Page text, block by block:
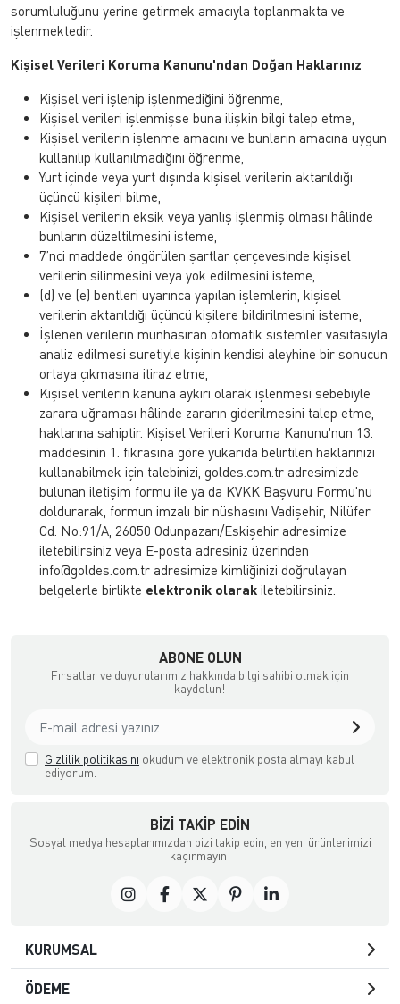
sorumluluğunu yerine getirmek amacıyla toplanmakta ve
işlenmektedir.
Kişisel Verileri Koruma Kanunu'ndan Doğan Haklarınız
Kişisel veri işlenip işlenmediğini öğrenme,
Kişisel verileri işlenmişse buna ilişkin bilgi talep etme,
Kişisel verilerin işlenme amacını ve bunların amacına uygun
kullanılıp kullanılmadığını öğrenme,
Yurt içinde veya yurt dışında kişisel verilerin aktarıldığı
üçüncü kişileri bilme,
Kişisel verilerin eksik veya yanlış işlenmiş olması hâlinde
bunların düzeltilmesini isteme,
7’nci maddede öngörülen şartlar çerçevesinde kişisel
verilerin silinmesini veya yok edilmesini isteme,
(d) ve (e) bentleri uyarınca yapılan işlemlerin, kişisel
verilerin aktarıldığı üçüncü kişilere bildirilmesini isteme,
İşlenen verilerin münhasıran otomatik sistemler vasıtasıyla
analiz edilmesi suretiyle kişinin kendisi aleyhine bir sonucun
ortaya çıkmasına itiraz etme,
Kişisel verilerin kanuna aykırı olarak işlenmesi sebebiyle
zarara uğraması hâlinde zararın giderilmesini talep etme,
haklarına sahiptir. Kişisel Verileri Koruma Kanunu'nun 13.
maddesinin 1. fıkrasına göre yukarıda belirtilen haklarınızı
kullanabilmek için talebinizi, goldes.com.tr adresimizde
bulunan iletişim formu ile ya da KVKK Başvuru Formu'nu
doldurarak, formun imzalı bir nüshasını Vadişehir, Nilüfer
Cd. No:91/A, 26050 Odunpazarı/Eskişehir adresimize
iletebilirsiniz veya E-posta adresiniz üzerinden
info@goldes.com.tr adresimize kimliğinizi doğrulayan
belgelerle birlikte elektronik olarak iletebilirsiniz.
ABONE OLUN
Fırsatlar ve duyurularımız hakkında bilgi sahibi olmak için
kaydolun!
Gizlilik politikasını okudum ve elektronik posta almayı kabul
ediyorum.
BIZI TAKIP EDIN
Sosyal medya hesaplarımızdan bizi takip edin, en yeni ürünlerimizi
kaçırmayın!
KURUMSAL
ÖDEME